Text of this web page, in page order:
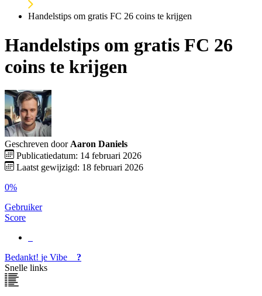
Handelstips om gratis FC 26 coins te krijgen
Handelstips om gratis FC 26
coins te krijgen
Geschreven door Aaron Daniels
Publicatiedatum: 14 februari 2026
Laatst gewijzigd: 18 februari 2026
0%
Gebruiker
Score
Bedankt! je Vibe
?
Snelle links